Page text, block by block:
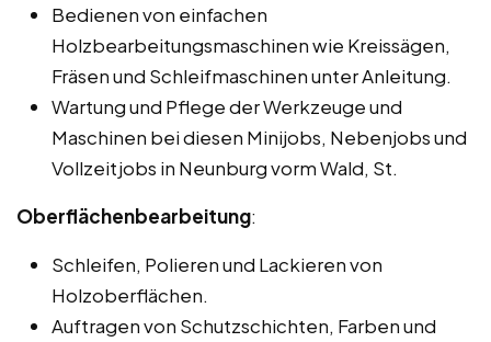
Bedienen von einfachen
Holzbearbeitungsmaschinen wie Kreissägen,
Fräsen und Schleifmaschinen unter Anleitung.
Wartung und Pflege der Werkzeuge und
Maschinen bei diesen Minijobs, Nebenjobs und
Vollzeitjobs in Neunburg vorm Wald, St.
Oberflächenbearbeitung:
Schleifen, Polieren und Lackieren von
Holzoberflächen.
Auftragen von Schutzschichten, Farben und